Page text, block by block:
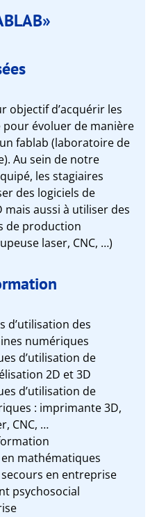
objectif d’acquérir les
pour évoluer de manière
fablab (laboratoire de
Au sein de notre
les stagiaires
des logiciels de
aussi à utiliser des
de production
laser, CNC, …)
d’utilisation des
numériques
d’utilisation de
2D et 3D
d’utilisation de
: imprimante 3D,
CNC, …
mathématiques
en entreprise
psychosocial